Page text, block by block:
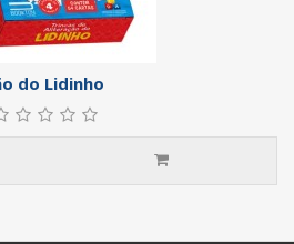
do Lidinho